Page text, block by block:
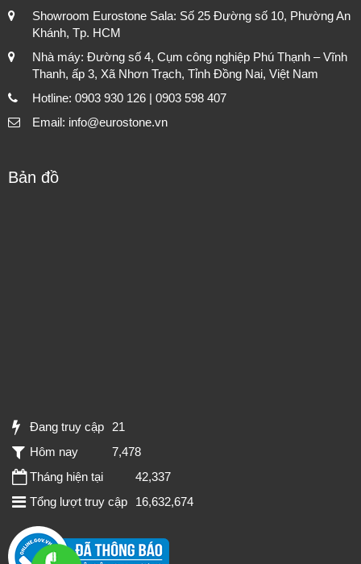
Showroom Eurostone Sala: Số 25 Đường số 10, Phường An
Khánh, Tp. HCM
Nhà máy: Đường số 4, Cụm công nghiệp Phú Thạnh – Vĩnh
Thanh, ấp 3, Xã Nhơn Trạch, Tỉnh Đồng Nai, Việt Nam
Hotline: 0903 930 126 | 0903 598 407
Email: info@eurostone.vn
Bản đồ
Đang truy cập
21
Hôm nay
7,478
Tháng hiện tại
42,337
Tổng lượt truy cập
16,632,674